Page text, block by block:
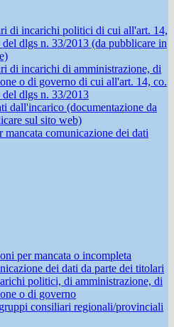
di incarichi politici di cui all'art. 14,
del dlgs n. 33/2013 (da pubblicare in
di incarichi di amministrazione, di
o di governo di cui all'art. 14, co.
del dlgs n. 33/2013
dall'incarico (documentazione da
sul sito web)
mancata comunicazione dei dati
per mancata o incompleta
dei dati da parte dei titolari
politici, di amministrazione, di
o di governo
consiliari regionali/provinciali